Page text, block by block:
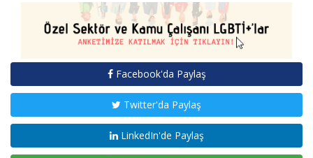
Facebook'da Paylaş
Twitter'da Paylaş
LinkedIn'de Paylaş